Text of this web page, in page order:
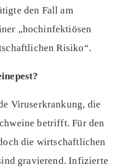
den Fall am
„hochinfektiösen
Risiko“.
Viruserkrankung, die
betrifft. Für den
die wirtschaftlichen
gravierend. Infizierte